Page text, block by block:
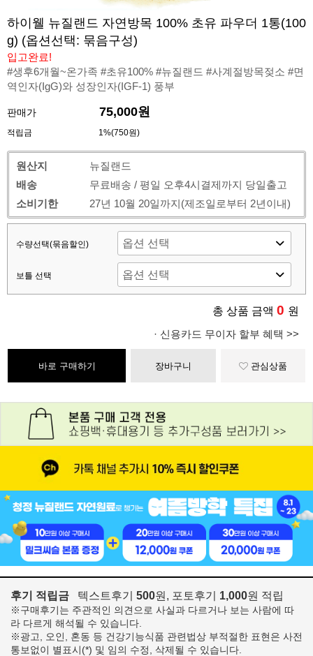
하이웰 뉴질랜드 자연방목 100% 초유 파우더 1통(100
g) (옵션선택: 묶음구성)
입고완료!
#생후6개월~온가족 #초유100% #뉴질랜드 #사계절방목젖소 #면
역인자(IgG)와 성장인자(IGF-1) 풍부
판매가 75,000원
적립금 1%(750원)
원산지
뉴질랜드
배송
무료배송 / 평일 오후4시결제까지 당일출고
소비기한
27년 10월 20일까지(제조일로부터 2년이내)
수량선택(묶음할인)
보틀 선택
총 상품 금액 0 원
· 신용카드 무이자 할부 혜택 >>
바로 구매하기 장바구니 관심상품
후기 적립금 텍스트후기 500원, 포토후기 1,000원 적립
※구매후기는 주관적인 의견으로 사실과 다르거나 보는 사람에 따
라 다르게 해석될 수 있습니다.
※광고, 오인, 혼동 등 건강기능식품 관련법상 부적절한 표현은 사전
통보없이 별표시(*) 및 임의 수정, 삭제될 수 있습니다.